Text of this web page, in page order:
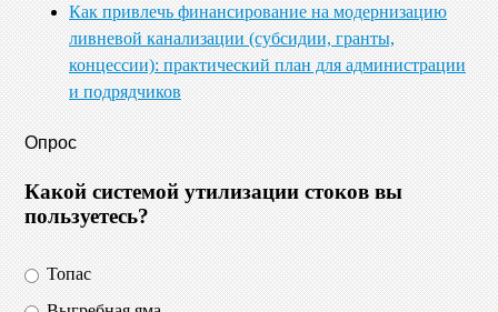
Как привлечь финансирование на модернизацию
ливневой канализации (субсидии, гранты,
концессии): практический план для администрации
и подрядчиков
Опрос
Какой системой утилизации стоков вы
пользуетесь?
Топас